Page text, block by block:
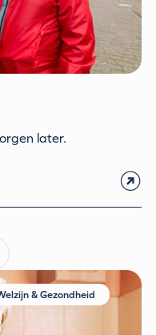
later.
& Gezondheid